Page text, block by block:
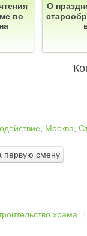
во
О
Москва
первую смену
храма